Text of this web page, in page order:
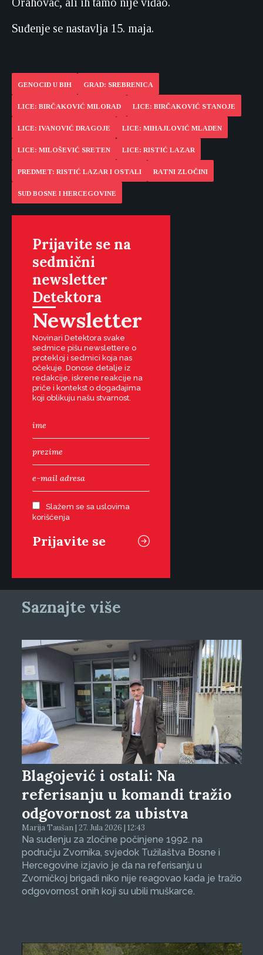
Suđenje se nastavlja 15. maja.
GENOCID U BIH GRAD: SREBRENICA
LICE: BIRČAKOVIĆ MILORAD LICE: BIRČAKOVIĆ STANOJE
LICE: IVANOVIĆ DRAGOJE LICE: MIHAJLOVIĆ MLADEN
LICE: MILOŠEVIĆ SRETEN LICE: RISTIĆ LAZAR
PREDMET: RISTIĆ LAZAR I OSTALI RATNI ZLOČINI
SUD BOSNE I HERCEGOVINE
Prijavite se na
sedmični
newsletter
Detektora
Newsletter
Novinari Detektora svake
sedmice pišu newslettere o
protekloj i sedmici koja nas
očekuje. Donose detalje iz
redakcije, iskrene reakcije na
priče i kontekst o događajima
koji oblikuju našu stvarnost.
Slažem se sa uslovima
korišćenja
Saznajte više
Blagojević i ostali: Na
referisanju u komandi tražio
odgovornost za ubistva
Marija Taušan | 27. Jula 2026 | 12:43
Na suđenju za zločine počinjene 1992. na
području Zvornika, svjedok Tužilaštva Bosne i
Hercegovine izjavio je da na referisanju u
Zvorničkoj brigadi niko nije reagovao kada je tražio
odgovornost onih koji su ubili muškarce.